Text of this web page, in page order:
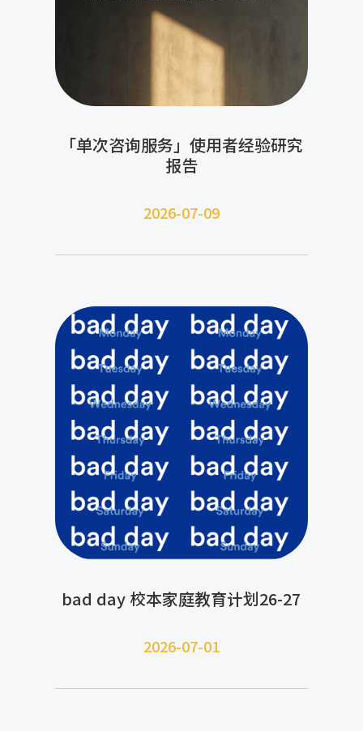
「单次咨询服务」使用者经验研究
报告
2026-07-09
bad day 校本家庭教育计划26-27
2026-07-01